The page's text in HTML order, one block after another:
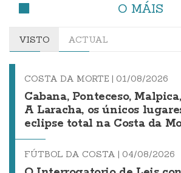
O MÁIS
VISTO ACTUAL
COSTA DA MORTE | 01/08/2026
Cabana, Ponteceso,
A Laracha, os únicos
eclipse total na Costa da
FÚTBOL DA COSTA | 04/08/2026